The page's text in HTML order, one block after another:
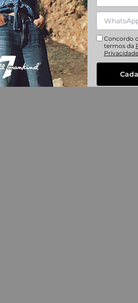
Concordo
termos da
Privacidade